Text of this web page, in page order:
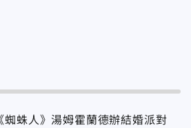
蜘蛛人》湯姆霍蘭德辦結婚派對